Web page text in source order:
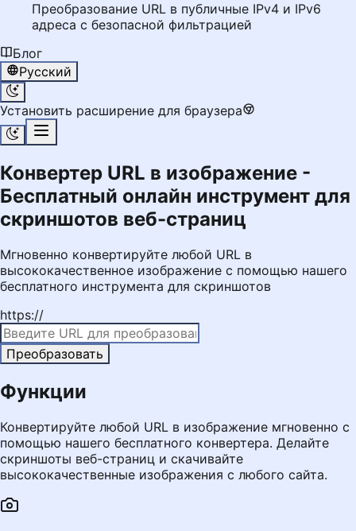
Преобразование URL в публичные IPv4 и IPv6
адреса с безопасной фильтрацией
Блог
Русский
Установить расширение для браузера
Конвертер URL в изображение -
Бесплатный онлайн инструмент для
скриншотов веб-страниц
Мгновенно конвертируйте любой URL в
высококачественное изображение с помощью нашего
бесплатного инструмента для скриншотов
https://
Преобразовать
Функции
Конвертируйте любой URL в изображение мгновенно с
помощью нашего бесплатного конвертера. Делайте
скриншоты веб-страниц и скачивайте
высококачественные изображения с любого сайта.